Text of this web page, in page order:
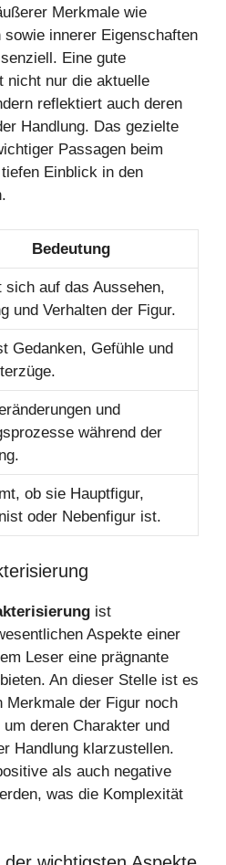
Merkmale wie
sowie innerer Eigenschaften
Eine gute
nicht nur die aktuelle
reflektiert auch deren
Handlung. Das gezielte
Passagen beim
Einblick in den
Bedeutung
sich auf das Aussehen,
und Verhalten der Figur.
Gedanken, Gefühle und
und
während der
ob sie Hauptfigur,
oder Nebenfigur ist.
ist
Aspekte einer
Leser eine prägnante
An dieser Stelle ist es
der Figur noch
deren Charakter und
Handlung klarzustellen.
als auch negative
was die Komplexität